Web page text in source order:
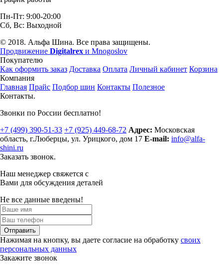
Пн-Пт: 9:00-20:00
Сб, Вс: Выходной
© 2018. Альфа Шина. Все права защищены.
Продвижение Digitalrex и Mnogoslov
Покупателю
Как оформить заказ Доставка Оплата Личный кабинет Корзина
Компания
Главная Прайс Подбор шин Контакты Полезное
Контакты.
Звонки по России бесплатно!
+7 (499) 390-51-33 +7 (925) 449-68-72 Адрес: Московская
область, г.Люберцы, ул. Урицкого, дом 17 E-mail: info@alfa-
shini.ru
Заказать звонок.
Наш менеджер свяжется с
Вами для обсуждения деталей
Не все данные введены!
Отправить
Нажимая на кнопку, вы даете согласие на обработку своих
персональных данных
Закажите звонок